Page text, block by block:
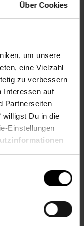
Über Cookies
um unsere
eine Vielzahl
zu verbessern
Interessen auf
Partnerseiten
willigst Du in die
Einstellungen
Fußkreuz
(ohne
14 Jahren
in Europa
1 & EN 1729-2
Dadurch
in unbelastetem
ungewolltes